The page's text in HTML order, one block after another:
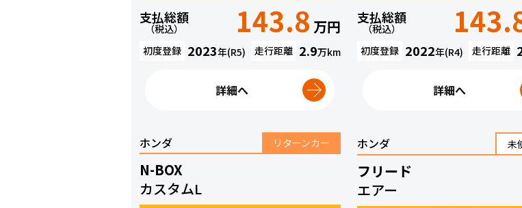
支払総額
（税込） 143.8 万円
初度登録 2023年(R5) 走行距離 2.9万km
詳細へ
支払総額
（税込）
初度登録 2022年(R4) 走行距離
詳細へ
ホンダ リターンカー
N-BOX
カスタムL
ホンダ 未
フリード
エアー